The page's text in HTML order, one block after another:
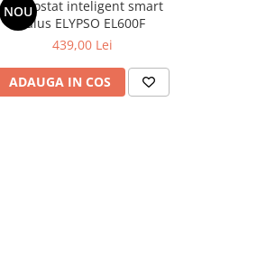
NOU
Termostat inteligent smart
Salus ELYPSO EL600F
439,00 Lei
ADAUGA IN COS